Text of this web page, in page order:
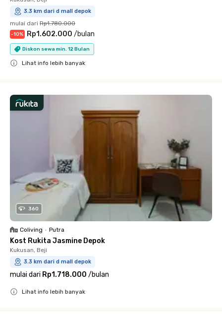
3.3 km dari d mall depok
mulai dari Rp1.780.000
-10% Rp1.602.000 /bulan
Diskon sewa min. 12 Bulan
Lihat info lebih banyak
360
Coliving • Putra
Kost Rukita Jasmine Depok
Kukusan, Beji
3.3 km dari d mall depok
mulai dari Rp1.718.000 /bulan
Lihat info lebih banyak